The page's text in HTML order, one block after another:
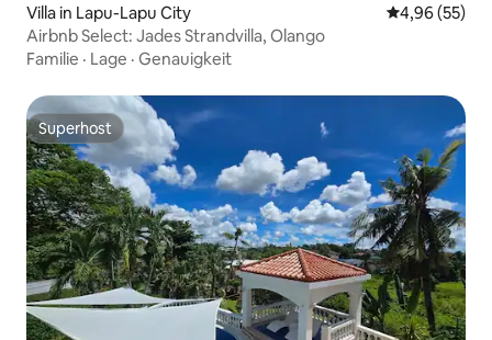
Villa in Lapu-Lapu City
4,96 (55)
Airbnb Select: Jades Strandvilla, Olango
Familie · Lage · Genauigkeit
Superhost
Superhost